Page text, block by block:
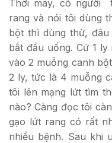
Thời may, có người
rang và nói tôi dùng
bột thì dùng thử,
bắt đầu uống. Cứ 1
vào 2 muỗng canh
2 ly, tức là 4 muỗng
tôi lên mạng lứt tìm
nào? Càng đọc tôi
gạo lứt rang có rất
nhiều bệnh. Sau khi